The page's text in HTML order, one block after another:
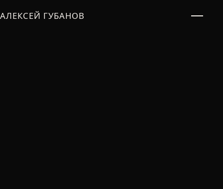
АЛЕКСЕЙ ГУБАНОВ